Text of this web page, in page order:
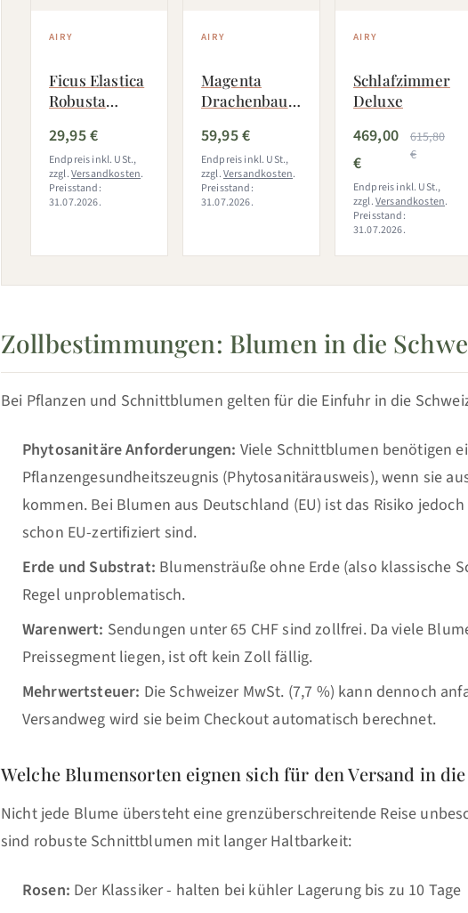
AIRY
Ficus Elastica
Robusta
60cm
29,95 €
Endpreis inkl. USt.,
zzgl.Versandkosten.
Preisstand:
31.07.2026.
AIRY
Magenta
Drachenbaum
(Dracaena
Marginata
Magenta)
59,95 €
Endpreis inkl. USt.,
zzgl.Versandkosten.
Preisstand:
31.07.2026.
AIRY
Schlafzimmer
Deluxe
469,00
€
615,80
€
Endpreis inkl. USt.,
zzgl.Versandkosten.
Preisstand:
31.07.2026.
Zollbestimmungen: Blumen in die
Bei Pflanzen und Schnittblumen gelten für die Einfuhr in die
Phytosanitäre Anforderungen: Viele Schnittblumen benötigen
Pflanzengesundheitszeugnis (Phytosanitärausweis), wenn sie
kommen. Bei Blumen aus Deutschland (EU) ist das Risiko
schon EU-zertifiziert sind.
Erde und Substrat: Blumensträuße ohne Erde (also klassische
Regel unproblematisch.
Warenwert: Sendungen unter 65 CHF sind zollfrei. Da viele
Preissegment liegen, ist oft kein Zoll fällig.
Mehrwertsteuer: Die Schweizer MwSt. (7,7 %) kann dennoch
Versandweg wird sie beim Checkout automatisch berechnet.
Welche Blumensorten eignen sich für den Versand in
Nicht jede Blume übersteht eine grenzüberschreitende Reise
sind robuste Schnittblumen mit langer Haltbarkeit:
Rosen: Der Klassiker - halten bei kühler Lagerung bis zu 10 Tage